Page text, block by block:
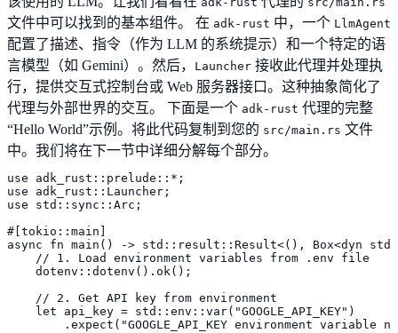
文件中可以找到的基本组件。 在 adk-rust 中，一个 LlmAgent
配置了描述、指令（作为 LLM 的系统提示）和一个特定的语
言模型（如 Gemini）。然后，
Launcher 接收此代理并处理执
行，提供交互式控制台或 Web 服务器接口。这种抽象简化了
代理与外部世界的交互。 下面是一个 adk-rust 代理的完整
“Hello World”示例。将此代码复制到您的 src/main.rs 文件
中。我们将在下一节中详细分解每个部分。
use adk_rust::prelude::*;
use adk_rust::Launcher;
use std::sync::Arc;
#[tokio::main]
async fn main() -> std::result::Result<(), Box<dyn
    // 1. Load environment variables from .env file
    dotenv::dotenv().ok();
    // 2. Get API key from environment
    let api_key = std::env::var("GOOGLE_API_KEY")
.expect("GOOGLE_API_KEY environment variable